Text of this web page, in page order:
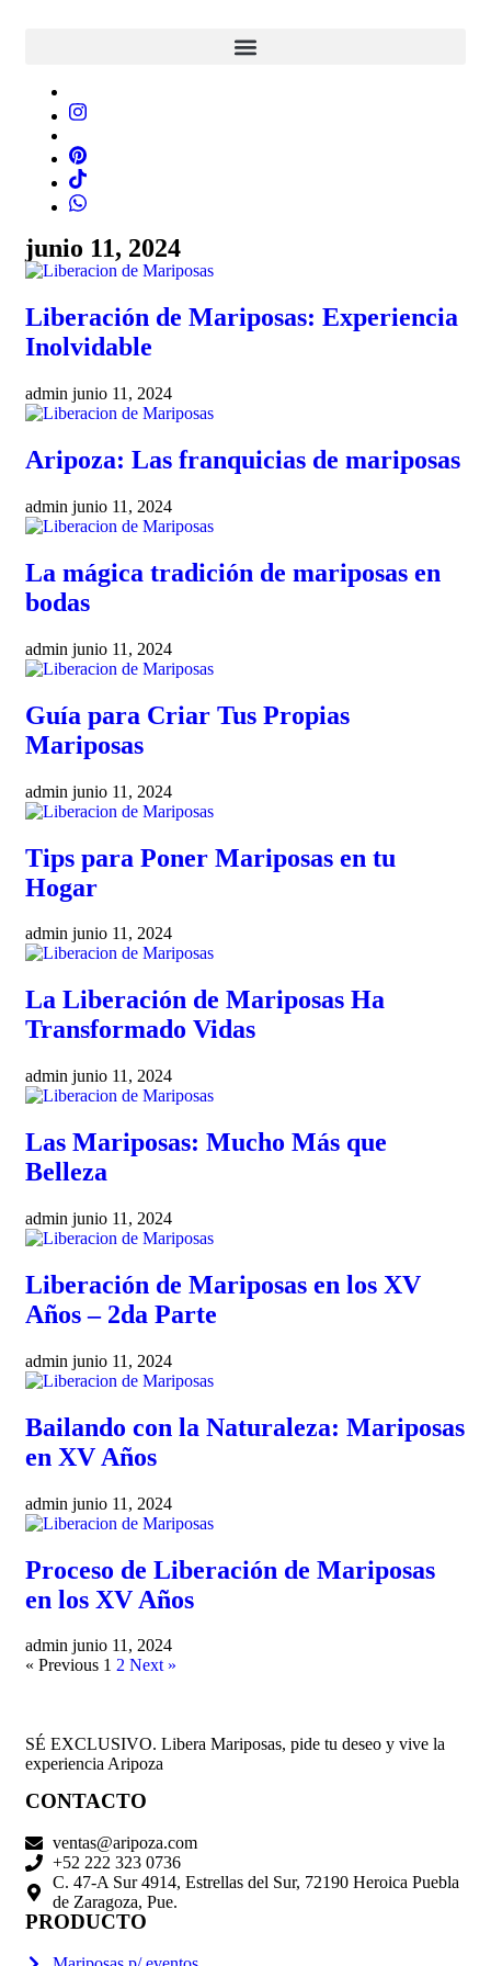
junio 11, 2024
Liberación de Mariposas: Experiencia
Inolvidable
admin junio 11, 2024
Aripoza: Las franquicias de mariposas
admin junio 11, 2024
La mágica tradición de mariposas en
bodas
admin junio 11, 2024
Guía para Criar Tus Propias
Mariposas
admin junio 11, 2024
Tips para Poner Mariposas en tu
Hogar
admin junio 11, 2024
La Liberación de Mariposas Ha
Transformado Vidas
admin junio 11, 2024
Las Mariposas: Mucho Más que
Belleza
admin junio 11, 2024
Liberación de Mariposas en los XV
Años – 2da Parte
admin junio 11, 2024
Bailando con la Naturaleza: Mariposas
en XV Años
admin junio 11, 2024
Proceso de Liberación de Mariposas
en los XV Años
admin junio 11, 2024
« Previous 1 2 Next »
SÉ EXCLUSIVO. Libera Mariposas, pide tu deseo y vive la
experiencia Aripoza
CONTACTO
ventas@aripoza.com
+52 222 323 0736
C. 47-A Sur 4914, Estrellas del Sur, 72190 Heroica Puebla
de Zaragoza, Pue.
PRODUCTO